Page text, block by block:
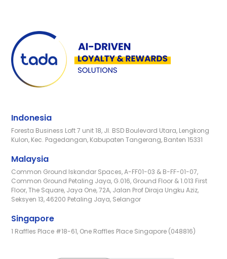
Indonesia
Foresta Business Loft 7 unit 18, Jl. BSD Boulevard Utara, Lengkong
Kulon, Kec. Pagedangan, Kabupaten Tangerang, Banten 15331
Malaysia
Common Ground Iskandar Spaces, A-FF01-03 & B-FF-01-07,
Common Ground Petaling Jaya, G.016, Ground Floor & 1.013 First
Floor, The Square, Jaya One, 72A, Jalan Prof Diraja Ungku Aziz,
Seksyen 13, 46200 Petaling Jaya, Selangor
Singapore
1 Raffles Place #18-61, One Raffles Place Singapore (048816)